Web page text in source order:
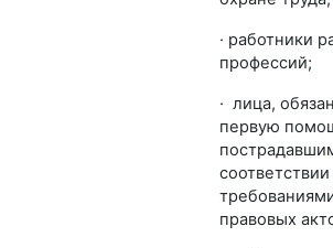
· работники
профессий;
· лица,
первую
соответствии
правовых